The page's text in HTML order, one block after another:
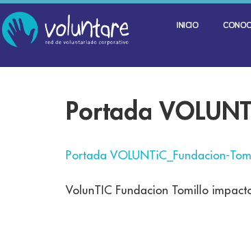
INICIO
Portada
Portada VOLUNTiC_Fundacion-
VolunTIC Fundacion Tomillo